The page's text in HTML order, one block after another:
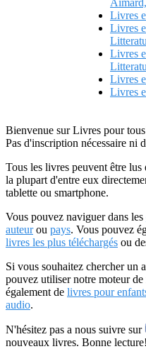
Livres
Livres
Livres
Livres
Livres
Bienvenue sur Livres pour
Pas d'inscription nécessaire ni
Tous les livres peuvent être
la plupart d'entre eux
tablette ou smartphone.
Vous pouvez naviguer dans les
auteurou pays. Vous pouvez
livres les plus téléchargés ou
Si vous souhaitez chercher un
pouvez utiliser notre moteur
également de livres pour
audio.
N'hésitez pas a nous suivre sur
nouveaux livres. Bonne lecture!